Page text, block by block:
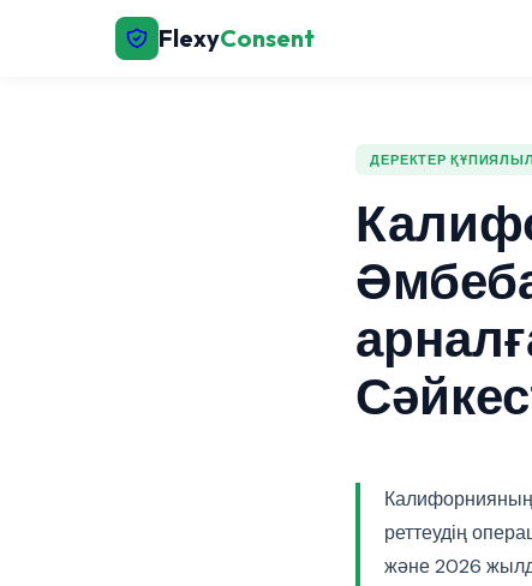
FlexyConsent
ДЕРЕКТЕР
Калифорнияның
реттеудің
және 2026